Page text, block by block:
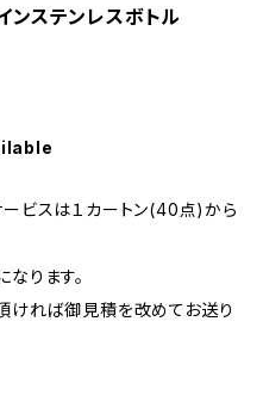
インステンレスボトル
ビスは１カートン(40点)から
ります。
れば御見積を改めてお送り